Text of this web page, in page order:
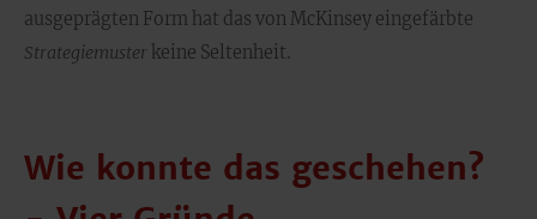
ausgeprägten Form hat das von McKinsey eingefärbte
Strategiemuster keine Seltenheit.
Wie konnte das geschehen?